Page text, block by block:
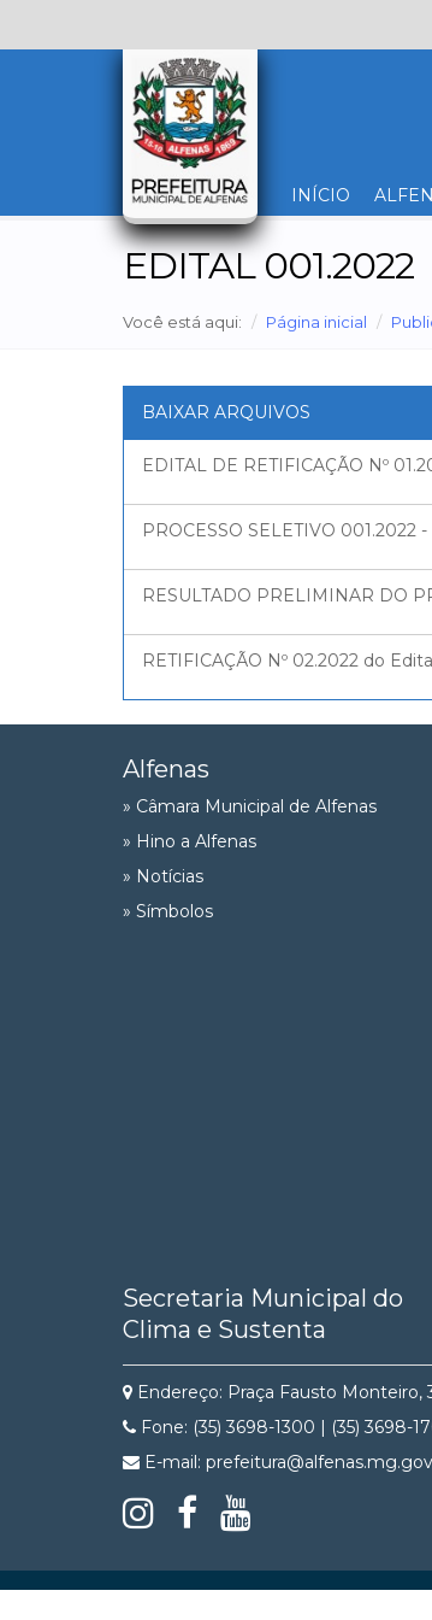
INÍCIO
EDITAL 001.2022
Você está aqui: Página inicial
BAIXAR ARQUIVOS
EDITAL DE RETIFICAÇÃO Nº
PROCESSO SELETIVO 001.2022
RESULTADO PRELIMINAR DO
RETIFICAÇÃO Nº 02.2022 do
Alfenas
» Câmara Municipal de Alfenas
» Hino a Alfenas
» Notícias
» Símbolos
Secretaria Municipal do
Clima e Sustenta
Endereço: Praça Fausto Monteiro,
Fone: (35) 3698-1300 | (35) 3698-
E-mail: